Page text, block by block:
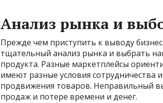
Анализ рынка и
Прежде чем приступить к выводу
тщательный анализ рынка и выбрать
продукта. Разные маркетплейсы
имеют разные условия сотрудничества
продвижения товаров. Неправильный
продаж и потере времени и денег.